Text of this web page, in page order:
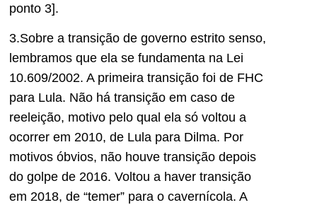
ponto 3].
3.Sobre a transição de governo estrito senso,
lembramos que ela se fundamenta na Lei
10.609/2002. A primeira transição foi de FHC
para Lula. Não há transição em caso de
reeleição, motivo pelo qual ela só voltou a
ocorrer em 2010, de Lula para Dilma. Por
motivos óbvios, não houve transição depois
do golpe de 2016. Voltou a haver transição
em 2018, de “temer” para o cavernícola. A